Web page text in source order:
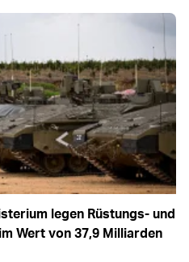
legen Rüstungs- und
Wert von 37,9 Milliarden